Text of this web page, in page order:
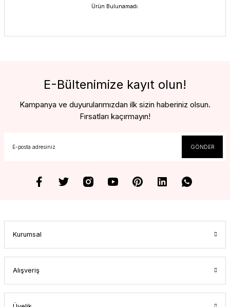
Ürün Bulunamadı.
E-Bültenimize kayıt olun!
Kampanya ve duyurularımızdan ilk sizin haberiniz olsun.
Fırsatları kaçırmayın!
GÖNDER
Kurumsal
Alışveriş